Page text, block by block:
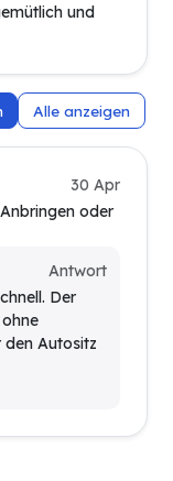
und
Alle anzeigen
30 Apr
oder
Antwort
Der
den Autositz